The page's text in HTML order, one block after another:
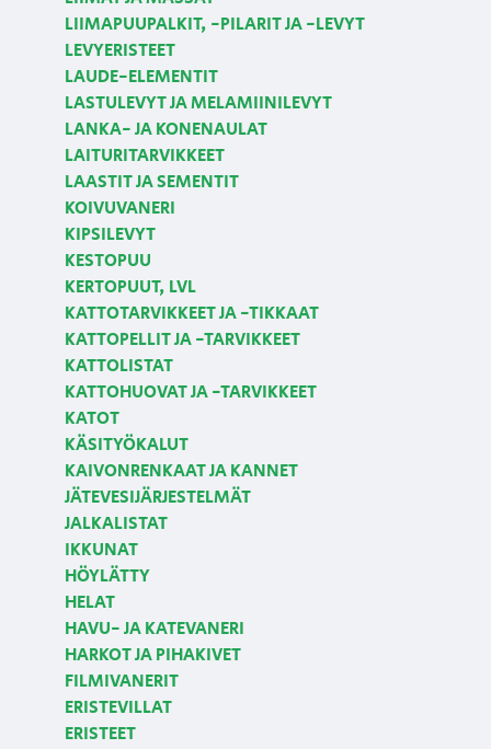
LIIMAPUUPALKIT, -PILARIT JA -LEVYT
LEVYERISTEET
LAUDE-ELEMENTIT
LASTULEVYT JA MELAMIINILEVYT
LANKA- JA KONENAULAT
LAITURITARVIKKEET
LAASTIT JA SEMENTIT
KOIVUVANERI
KIPSILEVYT
KESTOPUU
KERTOPUUT, LVL
KATTOTARVIKKEET JA -TIKKAAT
KATTOPELLIT JA -TARVIKKEET
KATTOLISTAT
KATTOHUOVAT JA -TARVIKKEET
KATOT
KÄSITYÖKALUT
KAIVONRENKAAT JA KANNET
JÄTEVESIJÄRJESTELMÄT
JALKALISTAT
IKKUNAT
HÖYLÄTTY
HELAT
HAVU- JA KATEVANERI
HARKOT JA PIHAKIVET
FILMIVANERIT
ERISTEVILLAT
ERISTEET